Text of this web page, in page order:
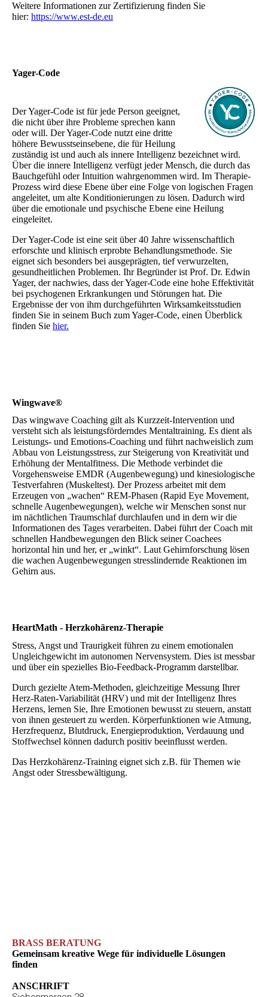
Weitere Informationen zur Zertifizierung finden Sie
hier: https://www.est-de.eu
Yager-Code
Der Yager-Code ist für jede Person geeignet,
die nicht über ihre Probleme sprechen kann
oder will. Der Yager-Code nutzt eine dritte
höhere Bewusstseinsebene, die für Heilung
zuständig ist und auch als innere Intelligenz bezeichnet wird.
Über die innere Intelligenz verfügt jeder Mensch, die durch das
Bauchgefühl oder Intuition wahrgenommen wird. Im Therapie-
Prozess wird diese Ebene über eine Folge von logischen Fragen
angeleitet, um alte Konditionierungen zu lösen. Dadurch wird
über die emotionale und psychische Ebene eine Heilung
eingeleitet.
Der Yager-Code ist eine seit über 40 Jahre wissenschaftlich
erforschte und klinisch erprobte Behandlungsmethode. Sie
eignet sich besonders bei ausgeprägten, tief verwurzelten,
gesundheitlichen Problemen. Ihr Begründer ist Prof. Dr. Edwin
Yager, der nachwies, dass der Yager-Code eine hohe Effektivität
bei psychogenen Erkrankungen und Störungen hat. Die
Ergebnisse der von ihm durchgeführten Wirksamkeitsstudien
finden Sie in seinem Buch zum Yager-Code, einen Überblick
finden Sie hier.
Wingwave®
Das wingwave Coaching gilt als Kurzzeit-Intervention und
versteht sich als leistungsförderndes Mentaltraining. Es dient als
Leistungs- und Emotions-Coaching und führt nachweislich zum
Abbau von Leistungsstress, zur Steigerung von Kreativität und
Erhöhung der Mentalfitness. Die Methode verbindet die
Vorgehensweise EMDR (Augenbewegung) und kinesiologische
Testverfahren (Muskeltest). Der Prozess arbeitet mit dem
Erzeugen von „wachen“ REM-Phasen (Rapid Eye Movement,
schnelle Augenbewegungen), welche wir Menschen sonst nur
im nächtlichen Traumschlaf durchlaufen und in dem wir die
Informationen des Tages verarbeiten. Dabei führt der Coach mit
schnellen Handbewegungen den Blick seiner Coachees
horizontal hin und her, er „winkt“. Laut Gehirnforschung lösen
die wachen Augenbewegungen stresslindernde Reaktionen im
Gehirn aus.
HeartMath - Herzkohärenz-Therapie
Stress, Angst und Traurigkeit führen zu einem emotionalen
Ungleichgewicht im autonomen Nervensystem. Dies ist messbar
und über ein spezielles Bio-Feedback-Programm darstellbar.
Durch gezielte Atem-Methoden, gleichzeitige Messung Ihrer
Herz-Raten-Variabilität (HRV) und mit der Intelligenz Ihres
Herzens, lernen Sie, Ihre Emotionen bewusst zu steuern, anstatt
von ihnen gesteuert zu werden. Körperfunktionen wie Atmung,
Herzfrequenz, Blutdruck, Energieproduktion, Verdauung und
Stoffwechsel können dadurch positiv beeinflusst werden.
Das Herzkohärenz-Training eignet sich z.B. für Themen wie
Angst oder Stressbewältigung.
BRASS BERATUNG
Gemeinsam kreative Wege für individuelle Lösungen
finden
ANSCHRIFT